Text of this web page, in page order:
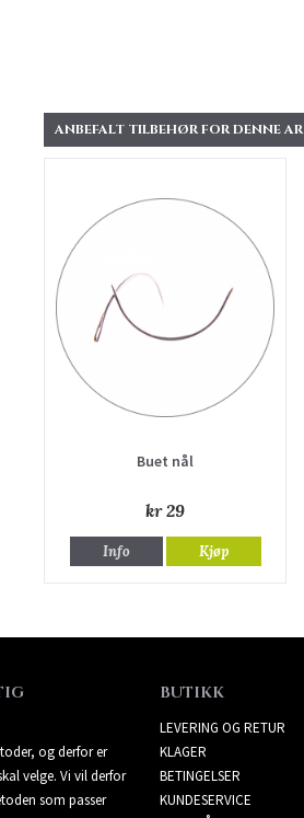
ANBEFALT TILBEHØR FOR DENNE
Buet nål
kr 29
Info Kjøp
og derfor er
velge. Vi vil derfor
som passer
BUTIKK
LEVERING OG RETUR
KLAGER
BETINGELSER
KUNDESERVICE